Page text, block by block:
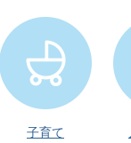
子育て